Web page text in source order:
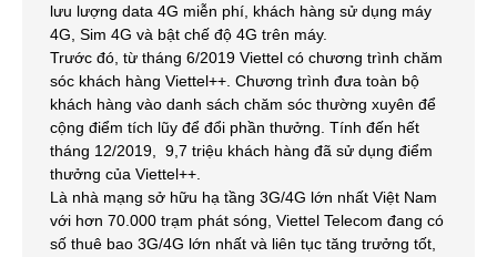
lưu lượng data 4G miễn phí, khách hàng sử dụng máy
4G, Sim 4G và bật chế độ 4G trên máy.
Trước đó, từ tháng 6/2019 Viettel có chương trình chăm
sóc khách hàng Viettel++. Chương trình đưa toàn bộ
khách hàng vào danh sách chăm sóc thường xuyên để
cộng điểm tích lũy để đổi phần thưởng. Tính đến hết
tháng 12/2019, 9,7 triệu khách hàng đã sử dụng điểm
thưởng của Viettel++.
Là nhà mạng sở hữu hạ tầng 3G/4G lớn nhất Việt Nam
với hơn 70.000 trạm phát sóng, Viettel Telecom đang có
số thuê bao 3G/4G lớn nhất và liên tục tăng trưởng tốt,